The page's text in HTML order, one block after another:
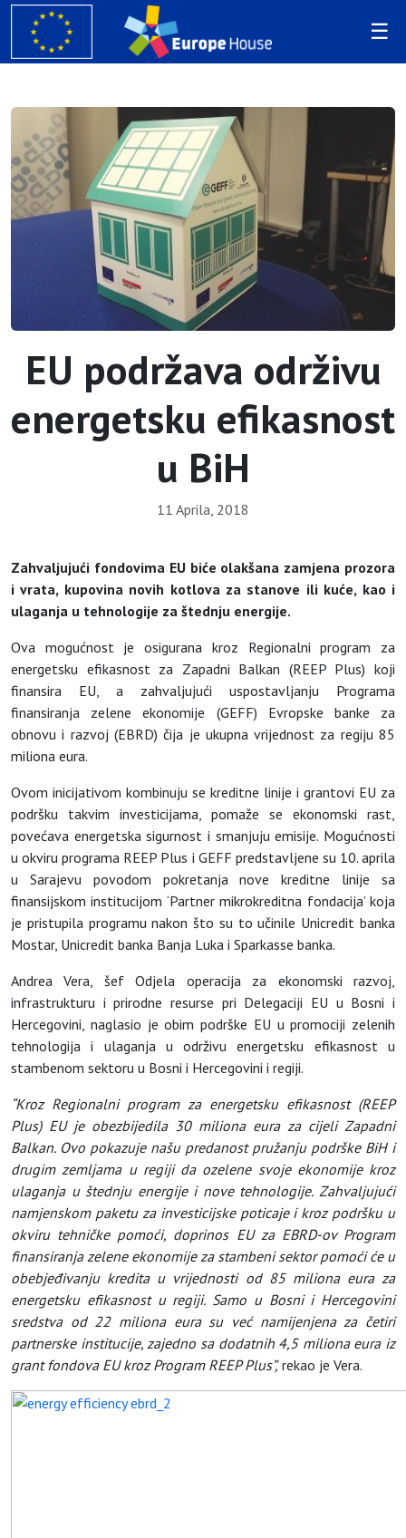
EU podržava održivu
energetsku efikasnost
u BiH
11 Aprila, 2018
Zahvaljujući fondovima EU biće olakšana zamjena prozora
i vrata, kupovina novih kotlova za stanove ili kuće, kao i
ulaganja u tehnologije za štednju energije.
Ova mogućnost je osigurana kroz Regionalni program za
energetsku efikasnost za Zapadni Balkan (REEP Plus) koji
finansira EU, a zahvaljujući uspostavljanju Programa
finansiranja zelene ekonomije (GEFF) Evropske banke za
obnovu i razvoj (EBRD) čija je ukupna vrijednost za regiju 85
miliona eura.
Ovom inicijativom kombinuju se kreditne linije i grantovi EU za
podršku takvim investicijama, pomaže se ekonomski rast,
povećava energetska sigurnost i smanjuju emisije. Mogućnosti
u okviru programa REEP Plus i GEFF predstavljene su 10. aprila
u Sarajevu povodom pokretanja nove kreditne linije sa
finansijskom institucijom ‘Partner mikrokreditna fondacija’ koja
je pristupila programu nakon što su to učinile Unicredit banka
Mostar, Unicredit banka Banja Luka i Sparkasse banka.
Andrea Vera, šef Odjela operacija za ekonomski razvoj,
infrastrukturu i prirodne resurse pri Delegaciji EU u Bosni i
Hercegovini, naglasio je obim podrške EU u promociji zelenih
tehnologija i ulaganja u održivu energetsku efikasnost u
stambenom sektoru u Bosni i Hercegovini i regiji.
“Kroz Regionalni program za energetsku efikasnost (REEP
Plus) EU je obezbijedila 30 miliona eura za cijeli Zapadni
Balkan. Ovo pokazuje našu predanost pružanju podrške BiH i
drugim zemljama u regiji da ozelene svoje ekonomije kroz
ulaganja u štednju energije i nove tehnologije. Zahvaljujući
namjenskom paketu za investicijske poticaje i kroz podršku u
okviru tehničke pomoći, doprinos EU za EBRD-ov Program
finansiranja zelene ekonomije za stambeni sektor pomoći će u
obebjeđivanju kredita u vrijednosti od 85 miliona eura za
energetsku efikasnost u regiji. Samo u Bosni i Hercegovini
sredstva od 22 miliona eura su već namijenjena za četiri
partnerske institucije, zajedno sa dodatnih 4,5 miliona eura iz
grant fondova EU kroz Program REEP Plus”,rekao je Vera.